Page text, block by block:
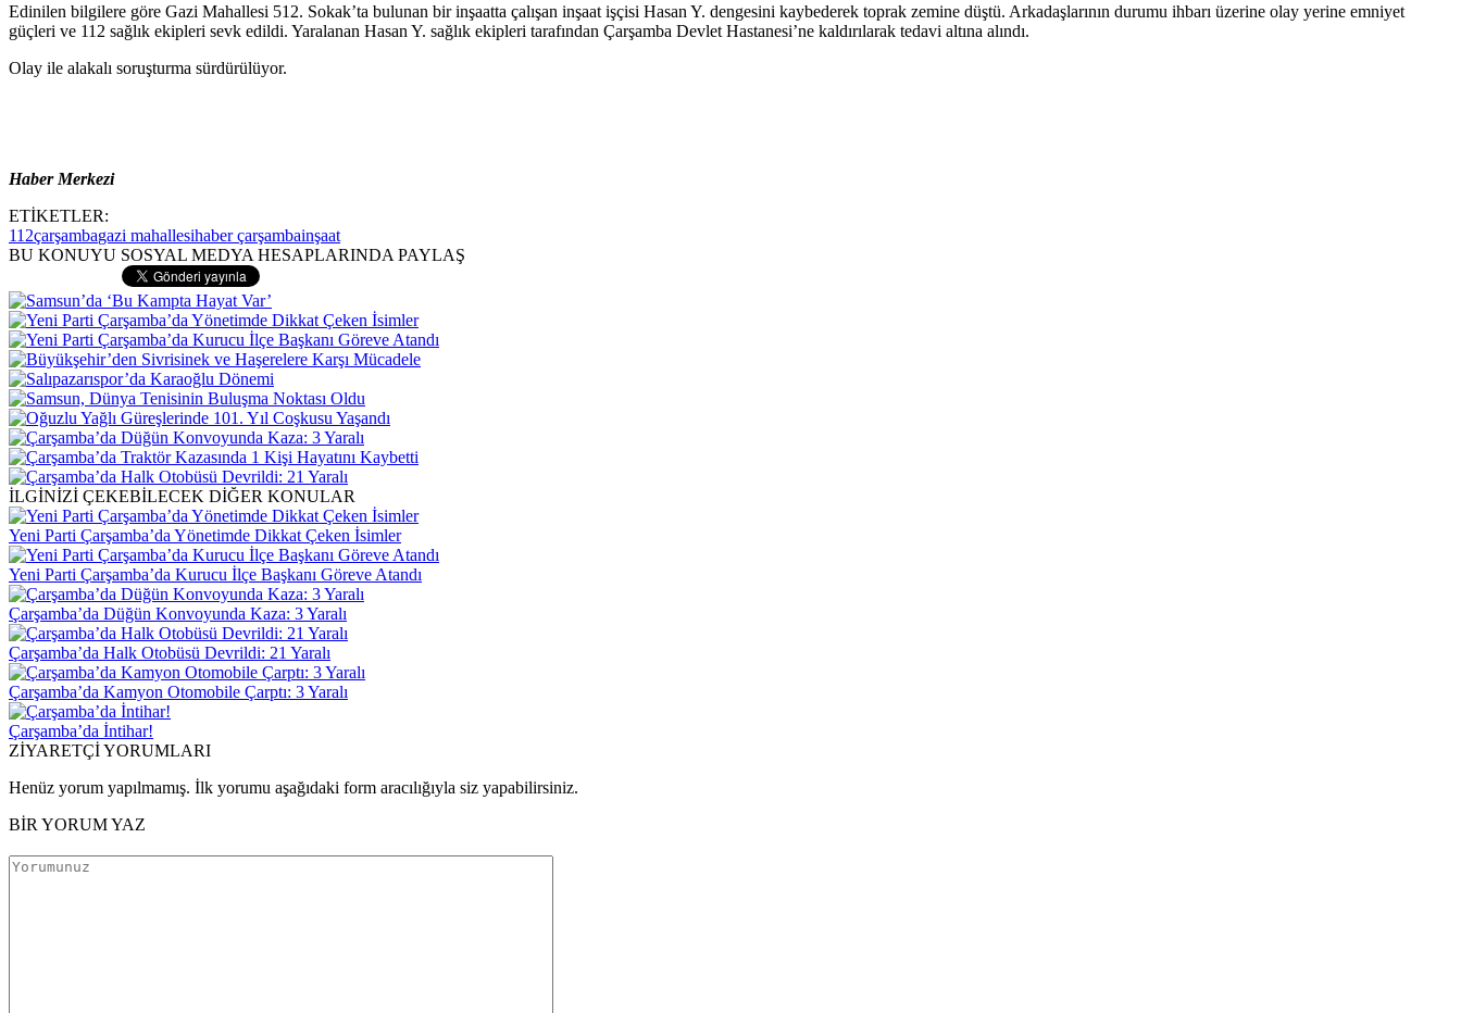
Edinilen bilgilere göre Gazi Mahallesi 512. Sokak’ta bulunan bir inşaatta çalışan inşaat işçisi Hasan Y. dengesini kaybederek toprak zemine düştü. Arkadaşlarının durumu ihbarı üzerine olay yerine emniyet
güçleri ve 112 sağlık ekipleri sevk edildi. Yaralanan Hasan Y. sağlık ekipleri tarafından Çarşamba Devlet Hastanesi’ne kaldırılarak tedavi altına alındı.
Olay ile alakalı soruşturma sürdürülüyor.
Haber Merkezi
ETİKETLER:
112çarşambagazi mahallesihaber çarşambainşaat
BU KONUYU SOSYAL MEDYA HESAPLARINDA PAYLAŞ
İLGİNİZİ ÇEKEBİLECEK DİĞER KONULAR
Yeni Parti Çarşamba’da Yönetimde Dikkat Çeken İsimler
Yeni Parti Çarşamba’da Kurucu İlçe Başkanı Göreve Atandı
Çarşamba’da Düğün Konvoyunda Kaza: 3 Yaralı
Çarşamba’da Halk Otobüsü Devrildi: 21 Yaralı
Çarşamba’da Kamyon Otomobile Çarptı: 3 Yaralı
Çarşamba’da İntihar!
ZİYARETÇİ YORUMLARI
Henüz yorum yapılmamış. İlk yorumu aşağıdaki form aracılığıyla siz yapabilirsiniz.
BİR YORUM YAZ